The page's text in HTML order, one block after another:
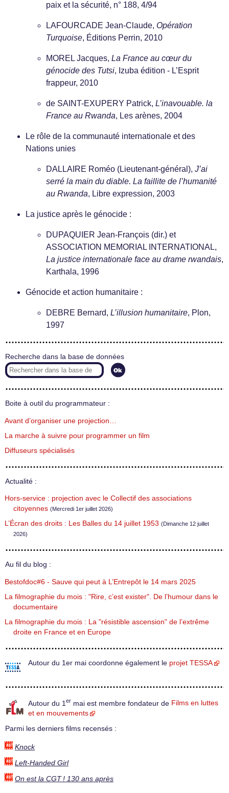
paix et la sécurité, n° 188, 4/94
LAFOURCADE Jean-Claude, Opération
Turquoise, Éditions Perrin, 2010
MOREL Jacques, La France au cœur du
génocide des Tutsi, Izuba édition - L’Esprit
frappeur, 2010
de SAINT-EXUPERY Patrick, L’inavouable. la
France au Rwanda, Les arènes, 2004
Le rôle de la communauté internationale et des
Nations unies
DALLAIRE Roméo (Lieutenant-général), J’ai
serré la main du diable. La faillite de l’humanité
au Rwanda, Libre expression, 2003
La justice après le génocide :
DUPAQUIER Jean-François (dir.) et
ASSOCIATION MEMORIAL INTERNATIONAL,
La justice internationale face au drame rwandais,
Karthala, 1996
Génocide et action humanitaire :
DEBRE Bernard, L’illusion humanitaire, Plon,
1997
Recherche dans la base de données
Boite à outil du programmateur :
Avant d’organiser une projection…
La marche à suivre pour programmer un film
Diffuseurs spécialisés
Actualité :
Hors-service : projection avec le Collectif des associations
citoyennes (Mercredi 1er juillet 2026)
L’Écran des droits : Les Balles du 14 juillet 1953 (Dimanche 12 juillet
2026)
Au fil du blog :
Bestofdoc#6 - Sauve qui peut à L’Entrepôt le 14 mars 2025
La filmographie du mois : "Rire, c’est exister". De l’humour dans le
documentaire
La filmographie du mois : La "résistible ascension" de l’extrême
droite en France et en Europe
Autour du 1er mai coordonne également le projet TESSA
Autour du 1 er mai est membre fondateur de Films en luttes
et en mouvements
Parmi les derniers films recensés :
Knock
Left-Handed Girl
On est la CGT ! 130 ans après